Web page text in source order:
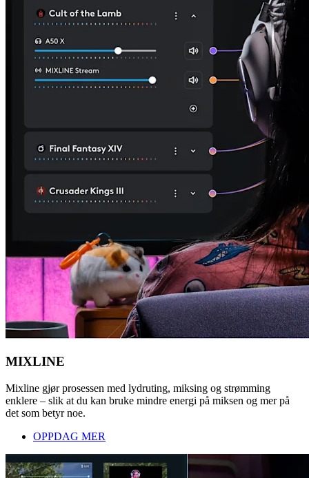
MIXLINE
Mixline gjør prosessen med lydruting, miksing og strømming
enklere – slik at du kan bruke mindre energi på miksen og mer på
det som betyr noe.
OPPDAG MER